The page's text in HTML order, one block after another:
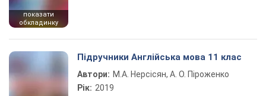
показати
обкладинку
Підручники Англійська мова 11 клас
Автори: М.А. Нерсісян, А. О. Піроженко
Рік: 2019